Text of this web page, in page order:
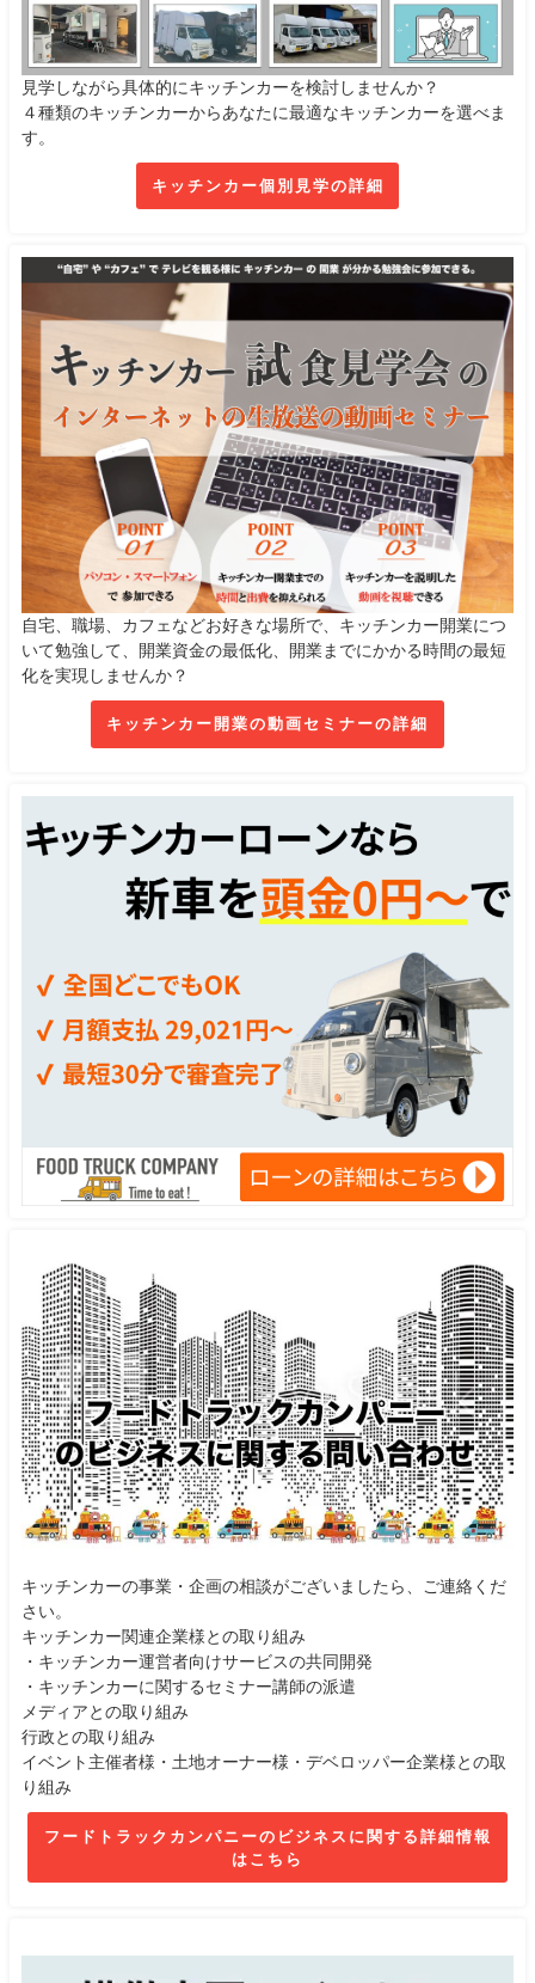
見学しながら具体的にキッチンカーを検討しませんか？
４種類のキッチンカーからあなたに最適なキッチンカーを選べま
す。
キッチンカー個別見学の詳細
自宅、職場、カフェなどお好きな場所で、キッチンカー開業につ
いて勉強して、開業資金の最低化、開業までにかかる時間の最短
化を実現しませんか？
キッチンカー開業の動画セミナーの詳細
キッチンカーの事業・企画の相談がございましたら、ご連絡くだ
さい。
キッチンカー関連企業様との取り組み
・キッチンカー運営者向けサービスの共同開発
・キッチンカーに関するセミナー講師の派遣
メディアとの取り組み
行政との取り組み
イベント主催者様・土地オーナー様・デベロッパー企業様との取
り組み
フードトラックカンパニーのビジネスに関する詳細情報
はこちら